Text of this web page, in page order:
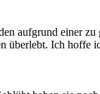
aufgrund einer
überlebt. Ich hoffe